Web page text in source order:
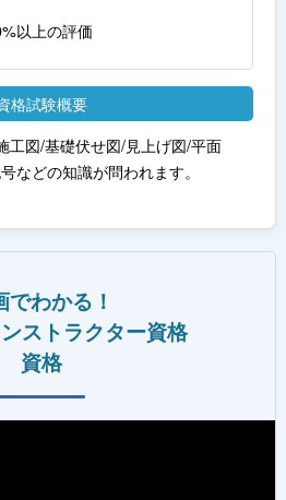
以上の評価
格試験概要
工図/基礎伏せ図/見上げ図/平面
などの知識が問われます。
でわかる！
ストラクター資格
資格